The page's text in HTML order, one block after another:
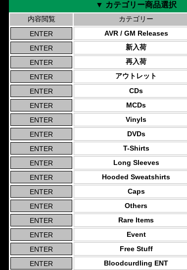
▼ カテゴリー商品選択
内容閲覧 カテゴリー
AVR / GM Releases
新入荷
再入荷
アウトレット
CDs
MCDs
Vinyls
DVDs
T-Shirts
Long Sleeves
Hooded Sweatshirts
Caps
Others
Rare Items
Event
Free Stuff
Bloodcurdling ENT